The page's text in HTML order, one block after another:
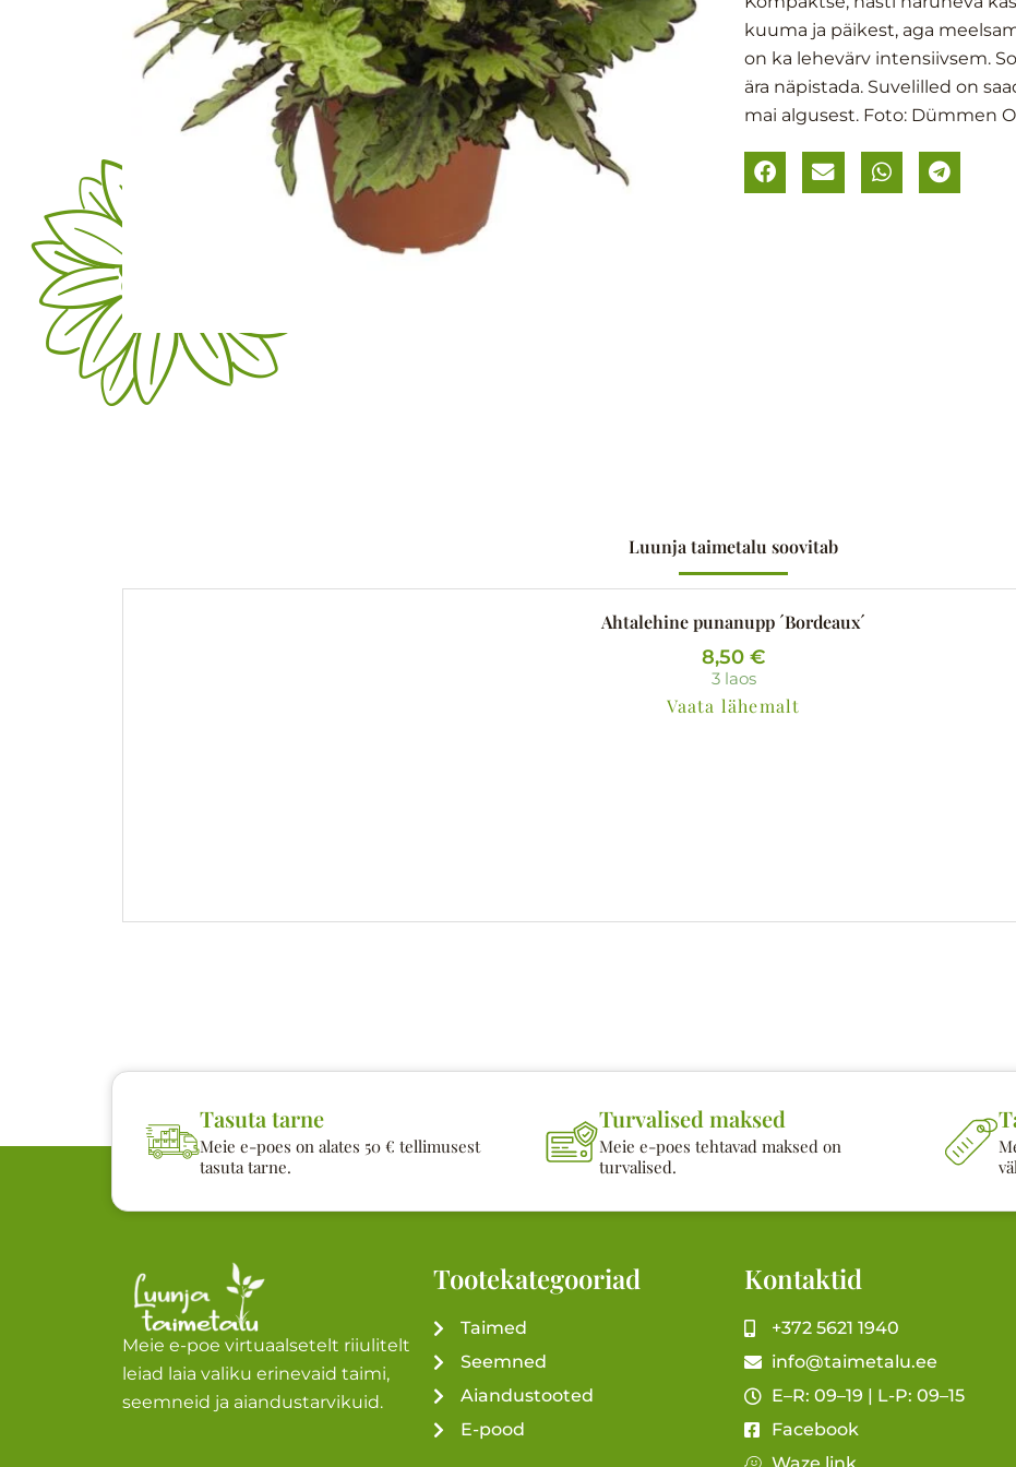
kuuma ja päikest, aga
on ka lehevärv intensiivsem.
ära näpistada. Suvelilled on
mai algusest. Foto: Dümmen
Luunja taimetalu soovitab
Ahtalehine punanupp ´Bordeaux´
8,50 €
3 laos
Vaata lähemalt
Tasuta tarne
Meie e-poes on alates 50 € tellimusest
tasuta tarne.
Turvalised maksed
Meie e-poes tehtavad maksed on
turvalised.
Meie e-poe virtuaalsetelt riiulitelt
leiad laia valiku erinevaid taimi,
seemneid ja aiandustarvikuid.
Tootekategooriad
Taimed
Seemned
Aiandustooted
E-pood
Kontaktid
+372 5621 1940
info@taimetalu.ee
E–R: 09–19 | L-P: 09–15
Facebook